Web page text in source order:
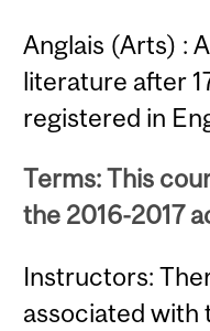
Anglais (Arts) :
literature after
registered in
Terms: This
the 2016-2017
Instructors:
associated with